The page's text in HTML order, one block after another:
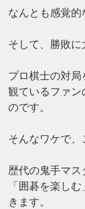
なんとも感覚的
そして、勝敗
プロ棋士の対局
観ているファン
のです。
そんなワケで、
歴代の鬼手マ
「囲碁を楽し
きます。